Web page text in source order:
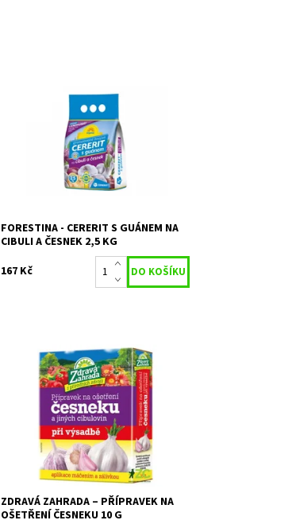
Cererit s guánem na cibuli a česnek je
organominerální granulova­né hnojivo
se stopovými prvky, určené k výživě
cibule a česneku.
Skladem 13
4872
FORESTINA s.r.o.
FORESTINA - CERERIT S GUÁNEM NA
CIBULI A ČESNEK 2,5 KG
167 Kč
Biostimulant je ve formě suchého
prášku pro použití při přípravě česneku
a dalších druhů cibulovin před jejich
výsadbou.
Dostupnost:
Na objednání,
skladem do 3 dnů
80/1373
ZDRAVÁ ZAHRADA
ZDRAVÁ ZAHRADA – PŘÍPRAVEK NA
OŠETŘENÍ ČESNEKU 10 G